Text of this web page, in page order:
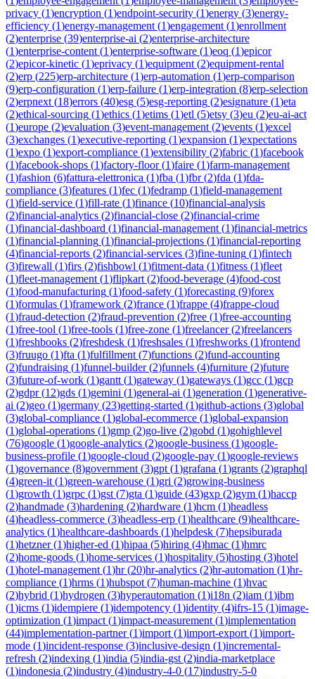
privacy (1)encryption (1)endpoint-security (1)energy (3)energy-
efficiency (1)energy-management (1)engagement (1)enrollment
(2)enterprise (39)enterprise-ai (2)enterprise-architecture
(1)enterprise-content (1)enterprise-software (1)eoq (1)epicor
(2)epicor-kinetic (1)eprivacy (1)equipment (2)equipment-rental
(2)erp (225)erp-architecture (1)erp-automation (1)erp-comparison
(9)erp-configuration (1)erp-failure (1)erp-integration (8)erp-selection
(2)erpnext (18)errors (40)esg (5)esg-reporting (2)esignature (1)eta
(2)ethical-sourcing (1)ethics (1)etims (1)etl (5)etsy (3)eu (2)eu-ai-act
(1)europe (2)evaluation (3)event-management (2)events (1)excel
(3)exchanges (1)executive-reporting (1)expansion (1)expectations
(1)expo (1)export-compliance (1)extensibility (2)fabric (1)facebook
(1)facebook-shops (1)factory-floor(1)faire (1)farm-management
(1)fashion (6)fattura-elettronica (1)fba (1)fbr(2)fda (1)fda-
compliance (3)features (1)fec (1)fedramp (1)field-management
(1)field-service (1)fill-rate (1)finance (10)financial-analysis
(2)financial-analytics (2)financial-close (2)financial-crime
(1)financial-dashboard (1)financial-management (1)financial-metrics
(1)financial-planning (1)financial-projections (1)financial-reporting
(4)financial-reports (2)financial-services (3)fine-tuning (1)fintech
(3)firewall (1)firs (2)fishbowl (1)fitment-data (1)fitness (1)fleet
(1)fleet-management (1)flipkart (2)food-beverage (4)food-cost
(1)food-manufacturing (1)food-safety (1)forecasting (9)forex
(1)formulas (1)framework (2)france (1)frappe (4)frappe-cloud
(1)fraud-detection (2)fraud-prevention (2)free (1)free-accounting
(1)free-tool (1)free-tools (1)free-zone (1)freelancer(2)freelancers
(1)freshbooks (2)freshdesk (1)freshsales (1)freshworks (1)frontend
(3)fruugo (1)fta (1)fulfillment (7)functions (2)fund-accounting
(2)fundraising (1)funnel-builder(2)funnels (4)furniture (2)future
(3)future-of-work (1)gantt (1)gateway (1)gateways (1)gcc (1)gcp
(2)gdpr(12)gds (1)gemini (1)general-ai (1)generation (1)generative-
ai (2)geo (1)germany (23)getting-started (1)github-actions (3)global
(3)global-compliance (1)global-ecommerce (1)global-expansion
(1)global-operations (1)gmp (2)go-live (2)gobd (1)gohighlevel
(76)google (1)google-analytics (2)google-business (1)google-
business-profile (1)google-cloud (2)google-pay (1)google-reviews
(1)governance (8)government (3)gpt (1)grafana (1)grants (2)graphql
(4)green-it (1)green-warehouse (1)gri (2)growing-business
(1)growth (1)grpc (1)gst (7)gta (1)guide (43)gxp (2)gym (1)haccp
(2)handmade (3)hardening (2)hardware (1)hcm (1)headless
(4)headless-commerce (3)headless-erp (1)healthcare (9)healthcare-
analytics (1)healthcare-dashboards (1)helpdesk (7)hepsiburada
(1)hetzner(1)higher-ed (1)hipaa (5)hiring (4)hmac (1)hmrc
(2)home-goods (1)home-services (1)hospitality (5)hosting (3)hotel
(1)hotel-management (1)hr(20)hr-analytics (2)hr-automation (1)hr-
compliance (1)hrms (1)hubspot (7)human-machine (1)hvac
(2)hybrid (1)hydrogen (3)hyperautomation (1)i18n (2)iam (1)ibm
(1)icms (1)idempiere (1)idempotency (1)identity (4)ifrs-15 (1)image-
optimization (1)impact (1)impact-measurement (1)implementation
(44)implementation-partner(1)import (1)import-export (1)import-
mode (1)incident-response (3)inclusive-design (1)incremental-
refresh (2)indexing (1)india (5)india-gst (2)india-marketplace
(1)indonesia (2)industry (4)industry-4-0 (17)industry-5-0